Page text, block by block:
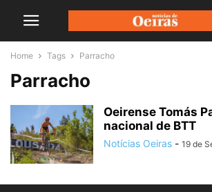
Home Tags Parracho
Parracho
Oeirense Tomás
nacional de BTT
Notícias Oeiras - 19 de